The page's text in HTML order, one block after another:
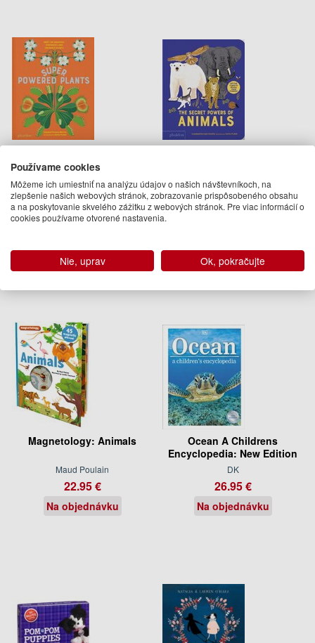
Soledad Romero Marino
21.95 €
Dodanie do 21 dní
Soledad Romero Marino
13.95 €
Podobné knihy
Magnetology: Animals
Maud Poulain
22.95 €
Na objednávku
Ocean A Childrens
Encyclopedia: New Edition
DK
26.95 €
Na objednávku
Používame cookies
Môžeme ich umiestniť na analýzu údajov o našich návštevníkoch, na
zlepšenie našich webových stránok, zobrazovanie prispôsobeného obsahu
a na poskytovanie skvelého zážitku z webových stránok. Pre viac informácií o
cookies používame otvorené nastavenia.
Nie, uprav Ok, pokračujte